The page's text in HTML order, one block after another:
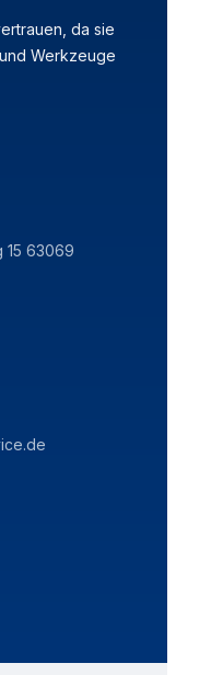
da sie
Werkzeuge
15 63069